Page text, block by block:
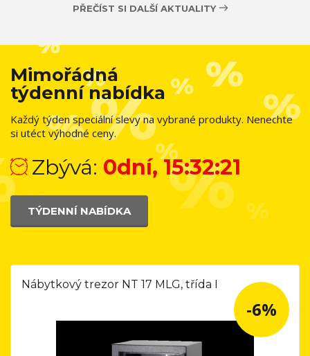
PŘEČÍST SI DALŠÍ AKTUALITY
Mimořádná
týdenní nabídka
Každý týden speciální slevy na vybrané produkty. Nenechte
si utéct výhodné ceny.
Zbývá: 0dní, 15:32:21
TÝDENNÍ NABÍDKA
Nábytkový trezor NT 17 MLG, třída I
-6%